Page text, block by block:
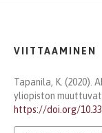
VIITTAAMINEN
Tapanila, K. (2020).
yliopiston
https://doi.org/